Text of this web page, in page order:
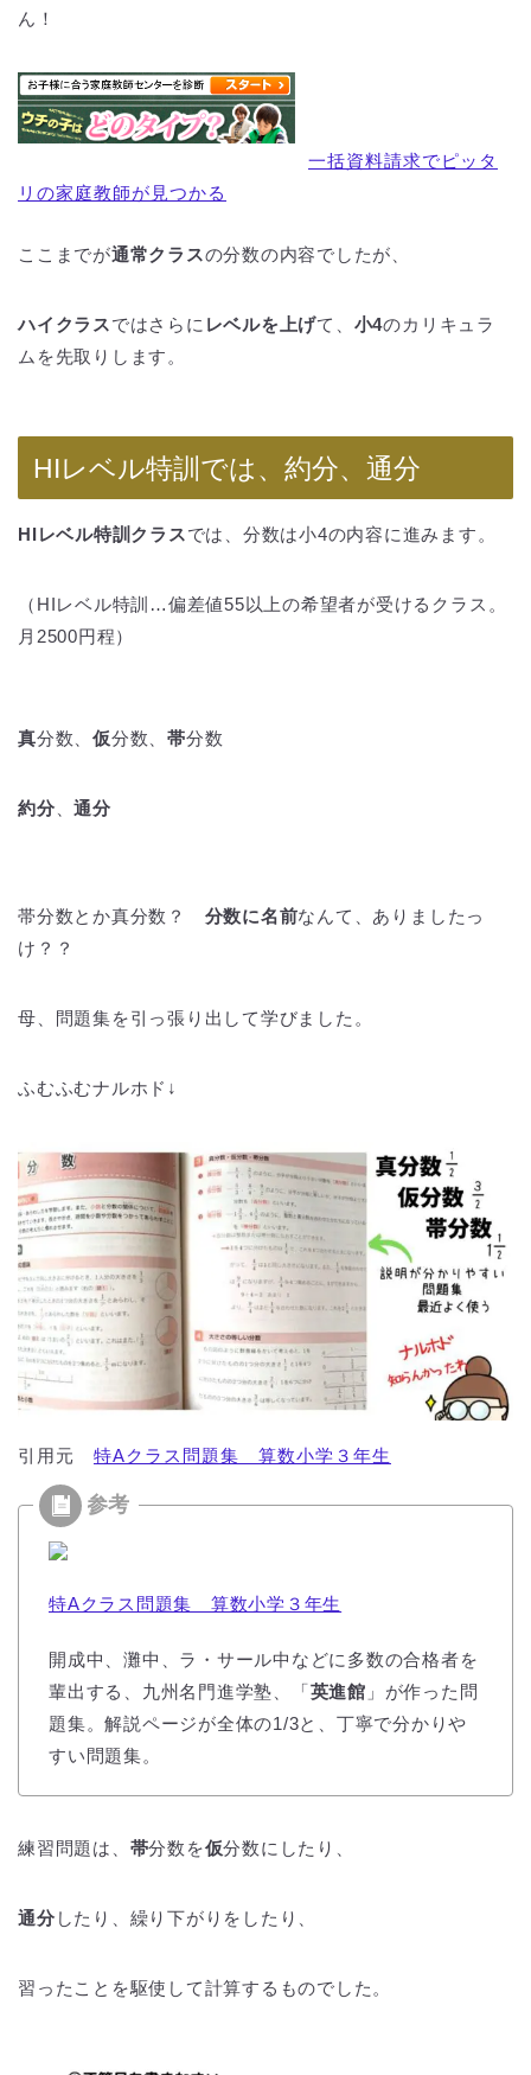
ん！
一括資料請求でピッタ
リの家庭教師が見つかる
ここまでが通常クラスの分数の内容でしたが、
ハイクラスではさらに レベルを上げて、 小4のカリキュラ
ムを先取りします。
HIレベル特訓では、約分、通分
HIレベル特訓クラスでは、分数は小4の内容に進みます。
（HIレベル特訓…偏差値55以上の希望者が受けるクラス。
月2500円程）
真分数、仮分数、帯分数
約分 、通分
帯分数とか真分数？ 分数に名前なんて、ありましたっ
け？？
母、問題集を引っ張り出して学びました。
ふむふむナルホド↓
引用元 特Aクラス問題集 算数小学３年生
特Aクラス問題集 算数小学３年生
開成中、灘中、ラ・サール中などに多数の合格者を
輩出する、九州名門進学塾、「 英進館 」が作った問
題集。解説ページが全体の1/3と、丁寧で分かりや
すい問題集。
練習問題は、 帯分数を仮分数にしたり、
通分 したり、繰り下がりをしたり、
習ったことを駆使して計算するものでした。